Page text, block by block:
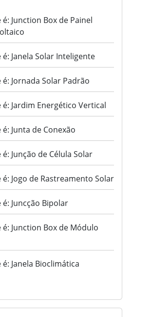
é: Junction Box de Painel
é: Janela Solar Inteligente
é: Jornada Solar Padrão
é: Jardim Energético Vertical
é: Junta de Conexão
é: Junção de Célula Solar
é: Jogo de Rastreamento Solar
é: Juncção Bipolar
é: Junction Box de Módulo
é: Janela Bioclimática